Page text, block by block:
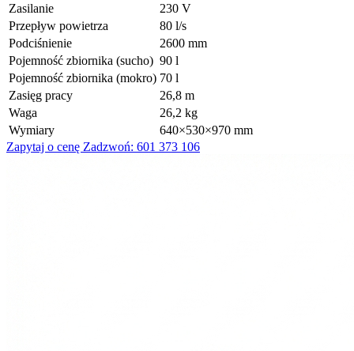
Zasilanie
230 V
Przepływ powietrza
80 l/s
Podciśnienie
2600 mm
Pojemność zbiornika (sucho) 90 l
Pojemność zbiornika (mokro) 70 l
Zasięg pracy
26,8 m
Waga
26,2 kg
Wymiary
640×530×970 mm
Zapytaj o cenę Zadzwoń: 601 373 106